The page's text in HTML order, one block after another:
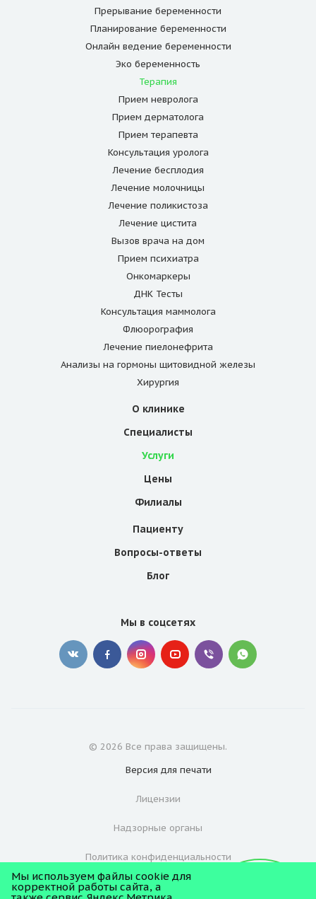
Прерывание беременности
Планирование беременности
Онлайн ведение беременности
Эко беременность
Терапия
Прием невролога
Прием дерматолога
Прием терапевта
Консультация уролога
Лечение бесплодия
Лечение молочницы
Лечение поликистоза
Лечение цистита
Вызов врача на дом
Прием психиатра
Онкомаркеры
ДНК Тесты
Консультация маммолога
Флюорография
Лечение пиелонефрита
Анализы на гормоны щитовидной железы
Хирургия
О клинике
Специалисты
Услуги
Цены
Филиалы
Пациенту
Вопросы-ответы
Блог
Мы в соцсетях
© 2026 Все права защищены.
Версия для печати
Лицензии
Надзорные органы
Политика конфиденциальности
Согласие на обработку персональных данных
Мы используем файлы cookie для
корректной работы сайта, а